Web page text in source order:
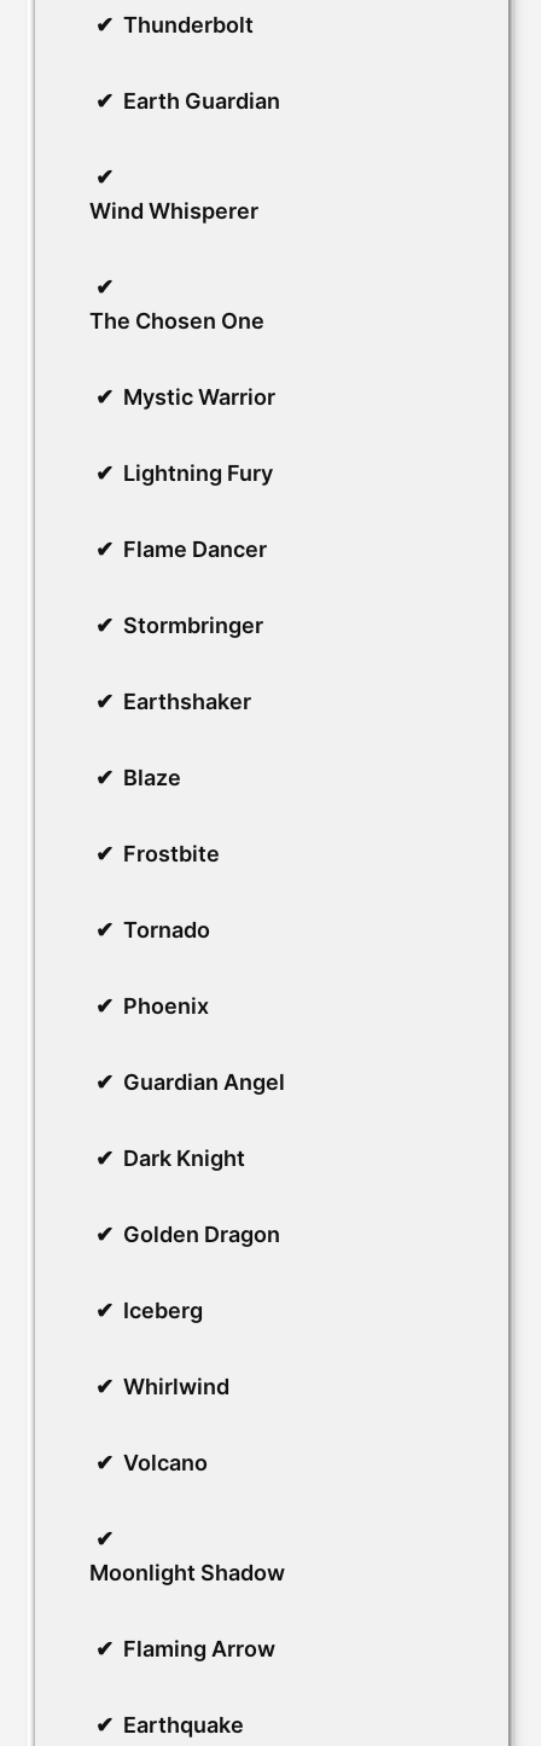
Thunderbolt
Earth Guardian
Wind Whisperer
The Chosen One
Mystic Warrior
Lightning Fury
Flame Dancer
Stormbringer
Earthshaker
Blaze
Frostbite
Tornado
Phoenix
Guardian Angel
Dark Knight
Golden Dragon
Iceberg
Whirlwind
Volcano
Moonlight Shadow
Flaming Arrow
Earthquake